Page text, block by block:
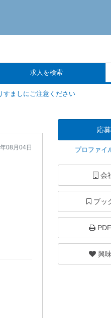
求人を検索
すましにご注意ください
08月04日
応
プロファイ
会
ブッ
興